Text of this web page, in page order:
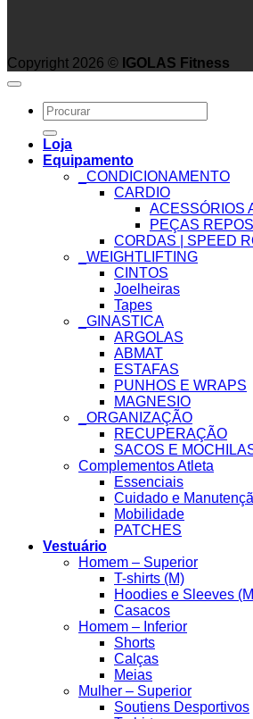
Copyright 2026 © IGOLAS Fitness
Search
for:
Loja
Equipamento
_CONDICIONAMENTO
CARDIO
ACESSÓRIOS
PEÇAS
CORDAS | SPEED
_WEIGHTLIFTING
CINTOS
Joelheiras
Tapes
_GINASTICA
ARGOLAS
ABMAT
ESTAFAS
PUNHOS E WRAPS
MAGNESIO
_ORGANIZAÇÃO
RECUPERAÇÃO
SACOS E
Complementos Atleta
Essenciais
Cuidado e
Mobilidade
PATCHES
Vestuário
Homem – Superior
T-shirts (M)
Hoodies e Sleeves
Casacos
Homem – Inferior
Shorts
Calças
Meias
Mulher – Superior
Soutiens Desportivos